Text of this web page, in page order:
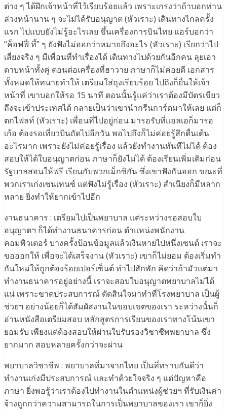
ต่าง ๆ ได้ฝึกเจ้าหน้าที่ไว้เรียบร้อยแล้ว เพราะเกรงว่าถ้าบอกท่าน
ล่วงหน้านาน ๆ จะไม่ได้รับอนุญาต (หัวเราะ) เดินทางไกลครั้ง
แรก ไปแบบยังไม่รู้อะไรเลย ขึ้นเครื่องการบินไทย แอร์บอกว่า
“ค็อฟฟี่ ที้” ๆ ยังฟังไม่ออกว่าหมายถึงอะไร (หัวเราะ) เรียกว่าไป
เสี่ยงจริง ๆ มีเพื่อนที่ทำเรื่องได้ เดินทางไปด้วยกันอีกคน ลุยเอา
ดาบหน้าทั้งคู่ ตอนต่อเครื่องที่ฮาวาย ภาษาก็ไม่ค่อยดี เอกสาร
ทั้งหมดให้ทนายทำให้ เตรียมใส่ถุงเรียบร้อย ไปถึงก็ยื่นให้เจ้า
หน้าที่ เขาบอกให้รอ 15 นาที ตอนนั้นรู้แค่ว่าเราต้องมีบัตรเขียว
ถึงจะเข้าประเทศได้ กลายเป็นว่าเขานำกรีนการ์ดมาให้เลย แต่ก็
ตกไฟลท์ (หัวเราะ) เพื่อนที่ไปอยู่ก่อน มารอรับที่แอลเอก็มารอ
เก้อ ต้องรอเที่ยวบินถัดไปอีกวัน พอไปถึงก็ไม่ค่อยรู้สึกตื่นเต้น
อะไรมาก เพราะยังไม่ค่อยรู้เรื่อง แล้วยังทำงานทันทีไม่ได้ ต้อง
สอบให้ได้ใบอนุญาตก่อน ภาษาก็ยังไม่ได้ ต้องเรียนเพิ่มเติมก่อน
รัฐบาลสอนให้ฟรี เรียนกับพวกเม็กซิกัน ซึ่งเขาฟังกันออก ขณะที่
พวกเราเก่งเซนเทนซ์ แต่ฟังไม่รู้เรื่อง (หัวเราะ) สำเนียงก็มีหลาก
หลาย ยิ่งทำให้ยากเข้าไปอีก
งานธนาคาร : เตรียมไปเป็นพยาบาล แต่ระหว่างรอสอบใบ
อนุญาตฯ ก็ได้ทำงานธนาคารก่อน ตำแหน่งพนักงาน
คอมพิวเตอร์ บางครั้งป้อนข้อมูลแล้วเงินหายไปหนึ่งเซนต์ เราจะ
ขอออกให้ เพื่อจะได้เสร็จงาน (หัวเราะ) เขาก็ไม่ยอม ต้องเริ่มทำ
กันใหม่ให้ถูกต้องร้อยเปอร์เซ็นต์ ทำไปสักพัก คิดว่าถ้ามัวแต่มา
ทำงานธนาคารอยู่อย่างนี้ เราจะสอบใบอนุญาตพยาบาลไม่ได้
แน่ เพราะขาดประสบการณ์ ตัดสินใจมาทำที่โรงพยาบาล เป็นผู้
ช่วยฯ อย่างน้อยก็ได้สัมผัสงานในขอบเขตของเรา ระหว่างนั้นก็
อ่านหนังสือเตรียมสอบ หลักสูตรการเรียนของเราทางโน้นเขา
ยอมรับ เพียงแต่ต้องสอบให้ผ่านใบรับรองวิชาชีพพยาบาล ซึ่ง
ยากมาก สอบหลายครั้งกว่าจะผ่าน
พยาบาลวิชาชีพ : พยาบาลที่มาจากไทย เป็นที่ทราบกันดีว่า
ทำงานเก่งมีประสบการณ์ และทำด้วยใจจริง ๆ แต่ปัญหาคือ
ภาษา ยิ่งพอรู้ว่าเราต้องไปทำงานในตำแหน่งผู้ช่วยฯ ที่รับเงินค่า
จ้างถูกกว่าความสามารถในการเป็นพยาบาลของเรา เขาก็ยิ่ง